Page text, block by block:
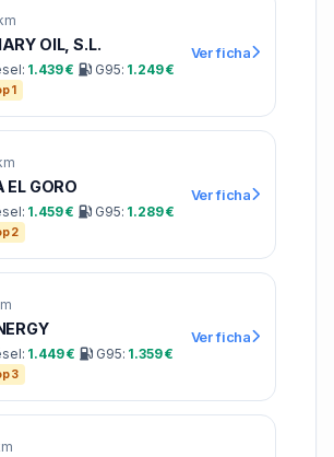
OIL, S.L.
1.439 € G95: 1.249 €
1
Ver ficha
EL GORO
1.459 € G95: 1.289 €
2
Ver ficha
1.449 € G95: 1.359 €
3
Ver ficha